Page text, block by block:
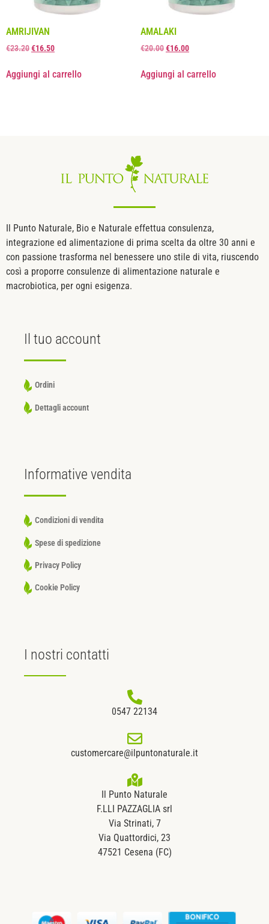
AMRIJIVAN
€23.20€16.50
Aggiungi al carrello
AMALAKI
€20.00€16.00
Aggiungi al carrello
Il Punto Naturale, Bio e Naturale effettua consulenza,
integrazione ed alimentazione di prima scelta da oltre 30 anni e
con passione trasforma nel benessere uno stile di vita, riuscendo
così a proporre consulenze di alimentazione naturale e
macrobiotica, per ogni esigenza.
Il tuo account
Ordini
Dettagli account
Informative vendita
Condizioni di vendita
Spese di spedizione
Privacy Policy
Cookie Policy
I nostri contatti
0547 22134
customercare@ilpuntonaturale.it
Il Punto Naturale
F.LLI PAZZAGLIA srl
Via Strinati, 7
Via Quattordici, 23
47521 Cesena (FC)